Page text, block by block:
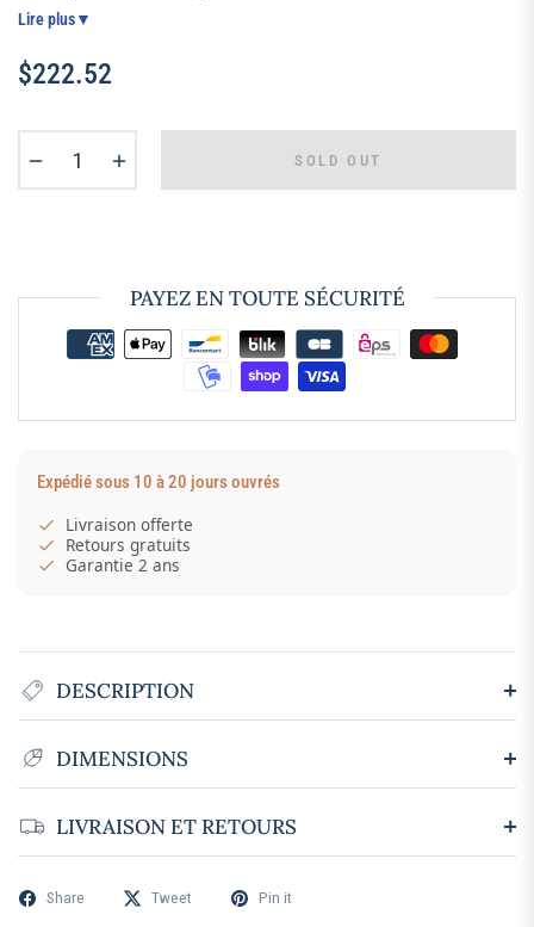
the office or teleworking, 🧵 Handmade in Portugal with a
unique patented anti-rolling system, 📦 Included: ultra-
inflation kit.
Lire plus▼
Regular
$222.52
SOLD OUT
PAYEZ EN TOUTE SÉCURITÉ
Expédié sous 10 à 20 jours ouvrés
Livraison offerte
Retours gratuits
Garantie 2 ans
DESCRIPTION
DIMENSIONS
LIVRAISON ET RETOURS
Share Tweet Pin it